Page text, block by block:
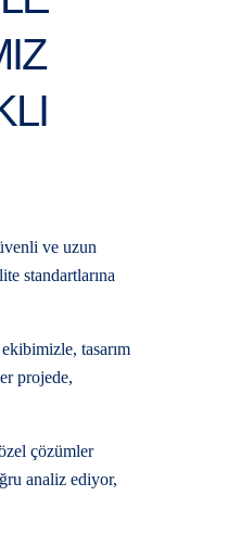
ve uzun
standartlarına
tasarım
projede,
çözümler
analiz ediyor,